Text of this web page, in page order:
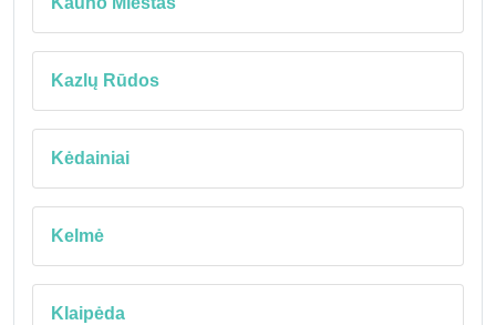
Kazlų Rūdos
Kėdainiai
Kelmė
Klaipėda